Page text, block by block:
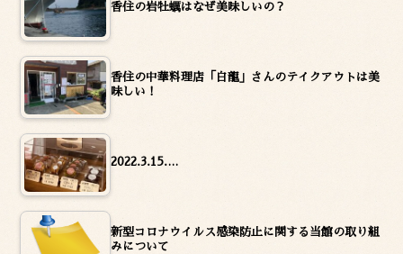
香住の岩牡蠣はなぜ美味しいの？
香住の中華料理店「白龍」さんのテイクアウトは美
味しい！
2022.3.15.…
新型コロナウイルス感染防止に関する当館の取り組
みについて